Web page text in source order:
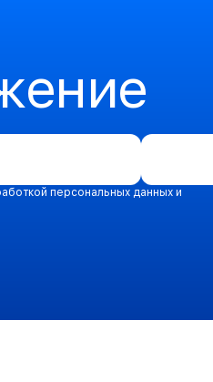
персональных данных и